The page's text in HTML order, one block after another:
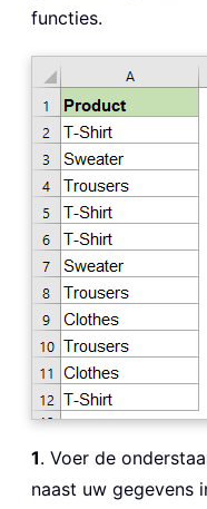
functies.
1. Voer de
naast uw gegevens